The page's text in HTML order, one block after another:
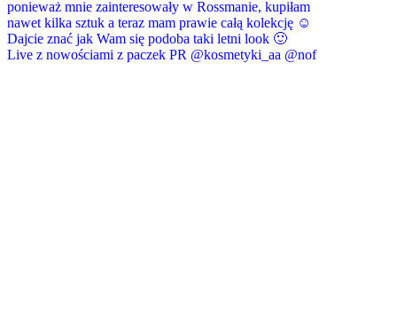
Live z nowościami z paczek PR @kosmetyki_aa @nof